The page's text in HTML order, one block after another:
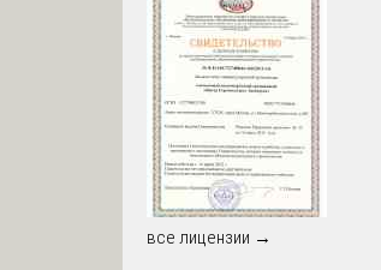
все лицензии →